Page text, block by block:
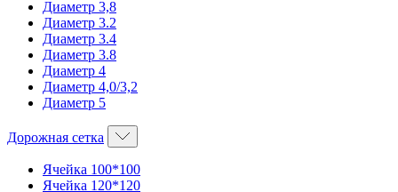
Диаметр 3,8
Диаметр 3.2
Диаметр 3.4
Диаметр 3.8
Диаметр 4
Диаметр 4,0/3,2
Диаметр 5
Дорожная сетка
Ячейка 100*100
Ячейка 120*120